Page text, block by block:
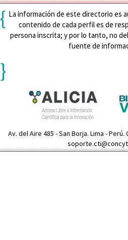
{ La información de este directorio es
contenido de cada perfil es de
persona inscrita; y por lo tanto, no
fuente de
}
Av. del Aire 485 - San Borja. Lima - Perú.